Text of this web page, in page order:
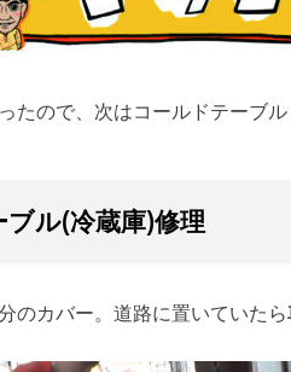
たので、次はコールドテーブル
ル(冷蔵庫)修理
のカバー。道路に置いていたら